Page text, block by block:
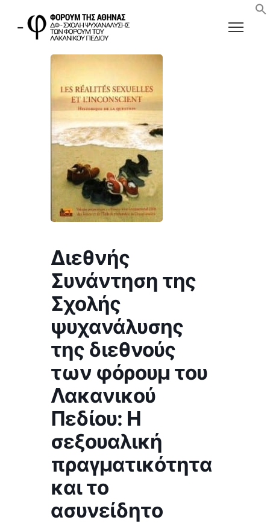
Διεθνής
Συνάντηση της
Σχολής
ψυχανάλυσης
της διεθνούς
των φόρουμ του
Λακανικού
Πεδίου: Η
σεξουαλική
πραγματικότητα
και το
ασυνείδητο